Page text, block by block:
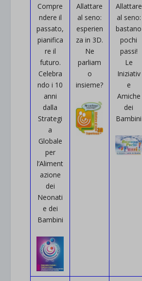
Compre
ndere il
passato,
pianifica
re il
futuro.
Celebra
ndo i 10
anni
dalla
Strategi
a
Globale
per
l’Aliment
azione
dei
Neonati
e dei
Bambini
Allattare
al seno:
esperien
za in 3D.
Ne
parliam
o
insieme?
Allattare
al seno:
bastano
pochi
passi!
Le
Iniziativ
e
Amiche
dei
Bambini